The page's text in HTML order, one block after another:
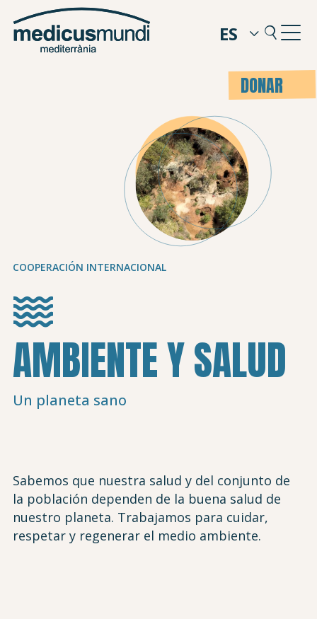
DONAR
ES
COOPERACIÓN INTERNACIONAL
AMBIENTE Y SALUD
Un planeta sano
Sabemos que nuestra salud y del conjunto de
la población dependen de la buena salud de
nuestro planeta. Trabajamos para cuidar,
respetar y regenerar el medio ambiente.